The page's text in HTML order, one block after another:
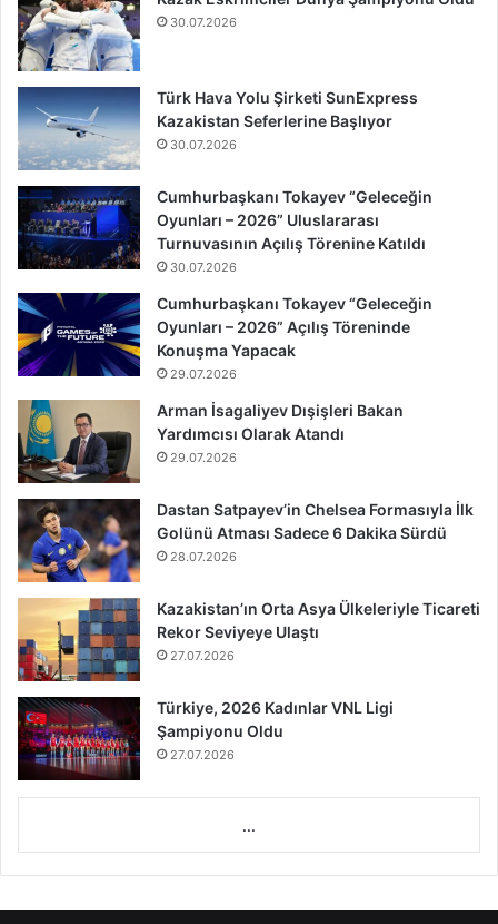
30.07.2026
Türk Hava Yolu Şirketi SunExpress
Kazakistan Seferlerine Başlıyor
30.07.2026
Cumhurbaşkanı Tokayev “Geleceğin
Oyunları – 2026” Uluslararası
Turnuvasının Açılış Törenine Katıldı
30.07.2026
Cumhurbaşkanı Tokayev “Geleceğin
Oyunları – 2026” Açılış Töreninde
Konuşma Yapacak
29.07.2026
Arman İsagaliyev Dışişleri Bakan
Yardımcısı Olarak Atandı
29.07.2026
Dastan Satpayev’in Chelsea Formasıyla İlk
Golünü Atması Sadece 6 Dakika Sürdü
28.07.2026
Kazakistan’ın Orta Asya Ülkeleriyle Ticareti
Rekor Seviyeye Ulaştı
27.07.2026
Türkiye, 2026 Kadınlar VNL Ligi
Şampiyonu Oldu
27.07.2026
...